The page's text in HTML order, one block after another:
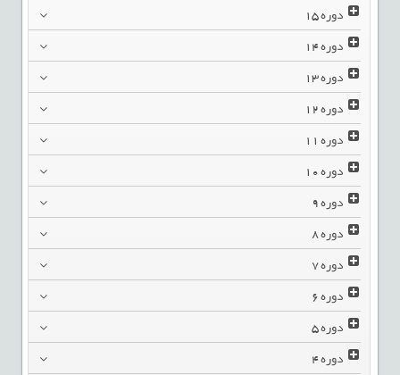
دوره15
دوره14
دوره13
دوره12
دوره11
دوره10
دوره9
دوره8
دوره7
دوره6
دوره5
دوره4